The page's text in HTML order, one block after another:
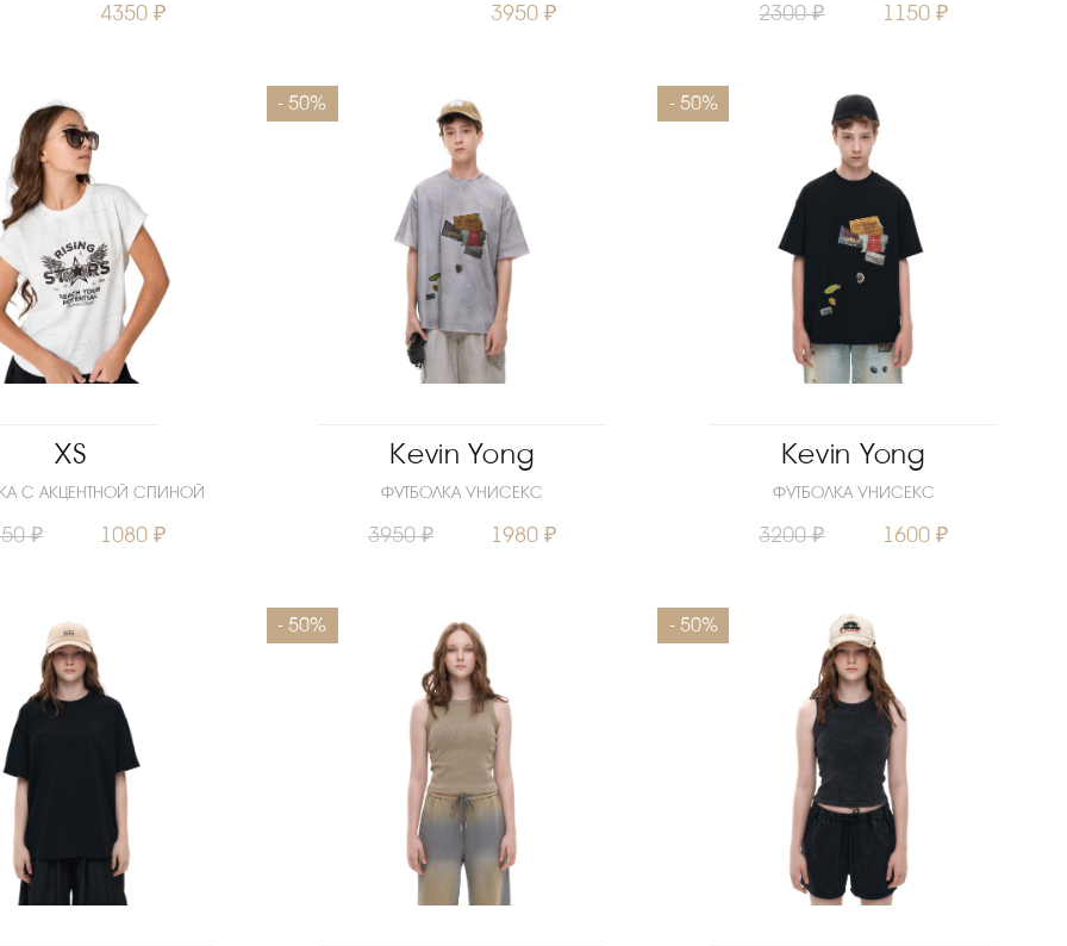
4350 ₽ 3950 ₽ 2300 ₽ 1150 ₽
XS
С АКЦЕНТНОЙ СПИНОЙ
₽ 1080 ₽
- 50%
Kevin Yong
ФУТБОЛКА УНИСЕКС
3950 ₽ 1980 ₽
- 50%
Kevin Yong
ФУТБОЛКА УНИСЕКС
3200 ₽ 1600 ₽
- 50% - 50%